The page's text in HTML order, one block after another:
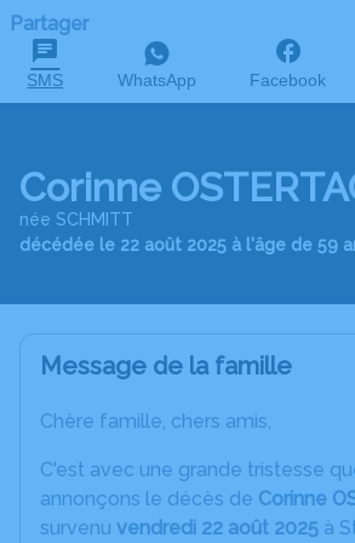
Partager
SMS WhatsApp Facebook
Corinne
née SCHMITT
décédée le 22 août 2025 à l'âge de 59
Message de la famille
Chère famille, chers amis,
C'est avec une grande tristesse
annonçons le décès de Corinne
survenu vendredi 22 août 2025 à